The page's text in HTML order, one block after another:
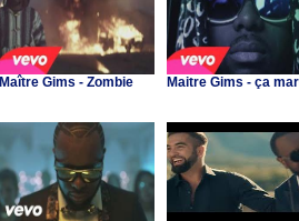
Maître Gims - Zombie Maitre Gims - ça